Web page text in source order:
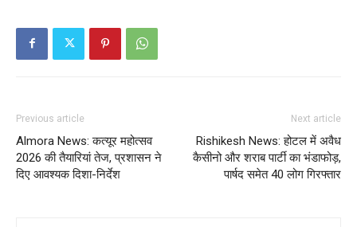
Previous article
Almora News: कत्यूर महोत्सव
2026 की तैयारियां तेज, प्रशासन ने
दिए आवश्यक दिशा-निर्देश
Next article
Rishikesh News: होटल में अवैध
कैसीनो और शराब पार्टी का भंडाफोड़,
पार्षद समेत 40 लोग गिरफ्तार